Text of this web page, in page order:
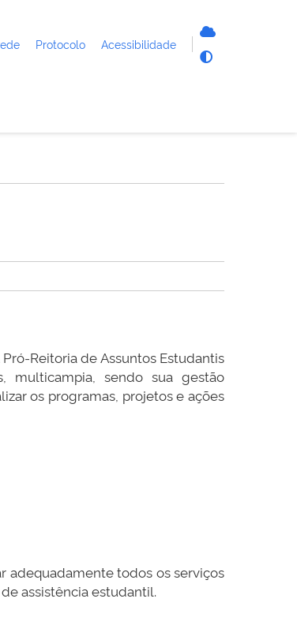
Protocolo Acessibilidade
Reitoria de Assuntos Estudantis
multicampia, sendo sua gestão
os programas, projetos e ações
adequadamente todos os serviços
assistência estudantil.